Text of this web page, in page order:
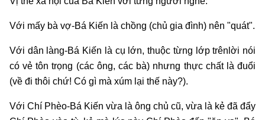
Với mấy bà vợ-Bá Kiến là chồng (chủ gia đình) nên "quát".
Với dân làng-Bá Kiến là cụ lớn, thuộc từng lớp trênlời nói
có vẻ tôn trọng (các ông, các bà) nhưng thực chất là đuổi
(về đi thôi chứ! Có gì mà xúm lại thế này?).
Với Chí Phèo-Bá Kiến vừa là ông chủ cũ, vừa là kẻ đã đẩy